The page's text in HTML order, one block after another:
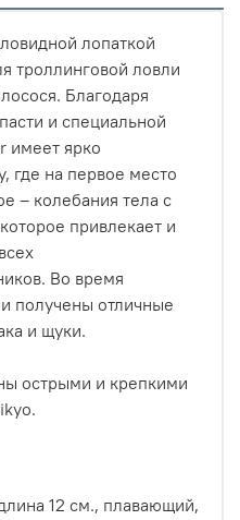
лопаткой
троллинговой ловли
Благодаря
и специальной
имеет ярко
где на первое место
– колебания тела с
привлекает и
Во время
получены отличные
и щуки.
острыми и крепкими
12 см., плавающий,